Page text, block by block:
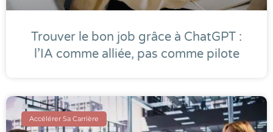
Trouver le bon job grâce à ChatGPT :
l’IA comme alliée, pas comme pilote
Accélérer Sa Carrière